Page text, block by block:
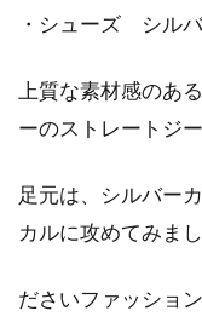
・シューズ シル
上質な素材感のあ
ーのストレートジ
足元は、シルバー
カルに攻めてみまし
ださいファッショ